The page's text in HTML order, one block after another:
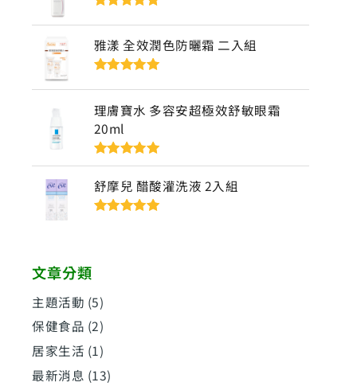
5
雅漾 全效潤色防曬霜 二入組
理膚寶水 多容安超極效舒敏眼霜
20ml
評分5滿分
舒摩兒 醋酸灌洗液 2入組
文章分類
主題活動 (5)
保健食品 (2)
居家生活 (1)
最新消息 (13)